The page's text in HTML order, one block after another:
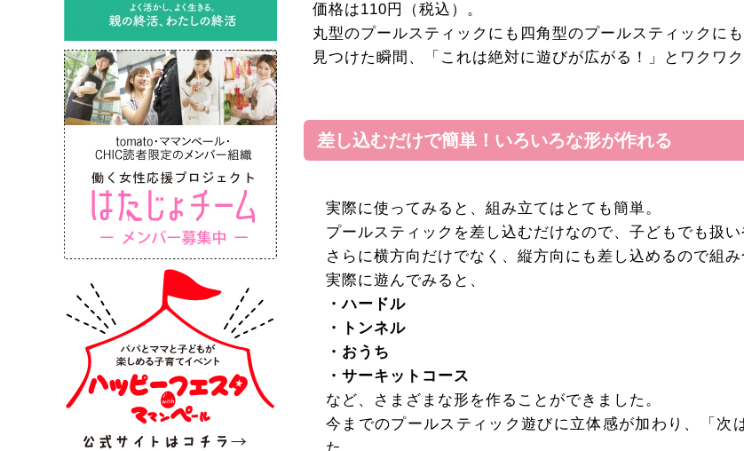
価格は110円（税込）。
丸型のプールスティックにも四角型のプールスティックにも
見つけた瞬間、「これは絶対に遊びが広がる！」とワクワ
差し込むだけで簡単！いろいろな形が作れる
実際に使ってみると、組み立てはとても簡単。
プールスティックを差し込むだけなので、子どもでも扱い
さらに横方向だけでなく、縦方向にも差し込めるので組み
実際に遊んでみると、
・ハードル
・トンネル
・おうち
・サーキットコース
など、さまざまな形を作ることができました。
今までのプールスティック遊びに立体感が加わり、「次